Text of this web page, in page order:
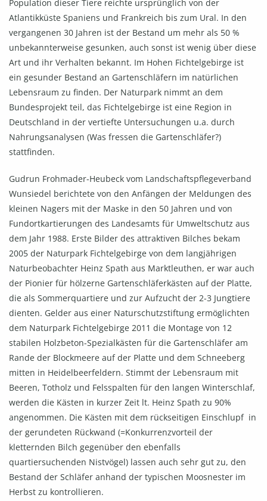
Population dieser Tiere reichte ursprünglich von der
Atlantikküste Spaniens und Frankreich bis zum Ural. In den
vergangenen 30 Jahren ist der Bestand um mehr als 50 %
unbekannterweise gesunken, auch sonst ist wenig über diese
Art und ihr Verhalten bekannt. Im Hohen Fichtelgebirge ist
ein gesunder Bestand an Gartenschläfern im natürlichen
Lebensraum zu finden. Der Naturpark nimmt an dem
Bundesprojekt teil, das Fichtelgebirge ist eine Region in
Deutschland in der vertiefte Untersuchungen u.a. durch
Nahrungsanalysen (Was fressen die Gartenschläfer?)
stattfinden.
Gudrun Frohmader-Heubeck vom Landschaftspflegeverband
Wunsiedel berichtete von den Anfängen der Meldungen des
kleinen Nagers mit der Maske in den 50 Jahren und von
Fundortkartierungen des Landesamts für Umweltschutz aus
dem Jahr 1988. Erste Bilder des attraktiven Bilches bekam
2005 der Naturpark Fichtelgebirge von dem langjährigen
Naturbeobachter Heinz Spath aus Marktleuthen, er war auch
der Pionier für hölzerne Gartenschläferkästen auf der Platte,
die als Sommerquartiere und zur Aufzucht der 2-3 Jungtiere
dienten. Gelder aus einer Naturschutzstiftung ermöglichten
dem Naturpark Fichtelgebirge 2011 die Montage von 12
stabilen Holzbeton-Spezialkästen für die Gartenschläfer am
Rande der Blockmeere auf der Platte und dem Schneeberg
mitten in Heidelbeerfeldern. Stimmt der Lebensraum mit
Beeren, Totholz und Felsspalten für den langen Winterschlaf,
werden die Kästen in kurzer Zeit lt. Heinz Spath zu 90%
angenommen. Die Kästen mit dem rückseitigen Einschlupf in
der gerundeten Rückwand (=Konkurrenzvorteil der
kletternden Bilch gegenüber den ebenfalls
quartiersuchenden Nistvögel) lassen auch sehr gut zu, den
Bestand der Schläfer anhand der typischen Moosnester im
Herbst zu kontrollieren.